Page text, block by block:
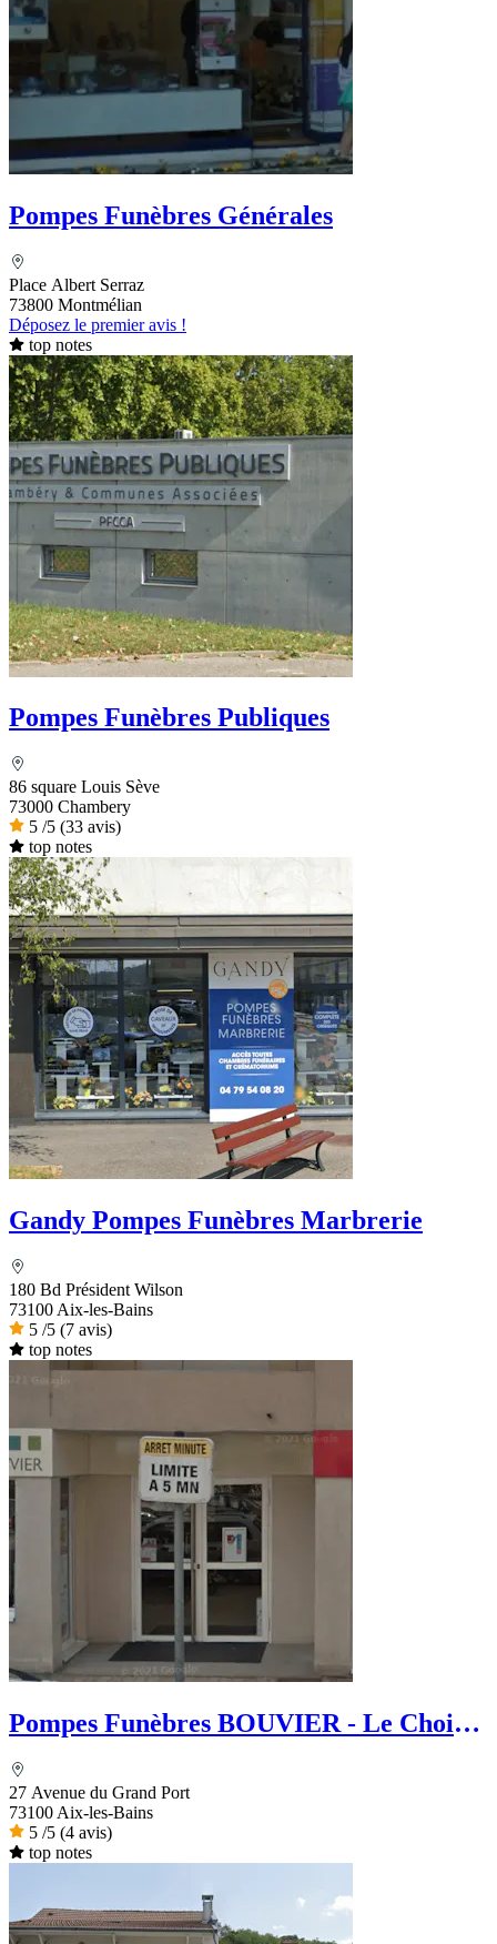
Pompes Funèbres Générales
Place Albert Serraz
73800 Montmélian
Déposez le premier avis !
top notes
Pompes Funèbres Publiques
86 square Louis Sève
73000 Chambery
5 /5 (33 avis)
top notes
Gandy Pompes Funèbres Marbrerie
180 Bd Président Wilson
73100 Aix-les-Bains
5 /5 (7 avis)
top notes
Pompes Funèbres BOUVIER - Le Choix
27 Avenue du Grand Port
73100 Aix-les-Bains
5 /5 (4 avis)
top notes